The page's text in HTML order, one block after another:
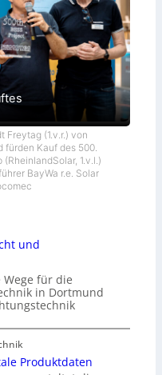
Freytag (1.v.r.) von
fürden Kauf des 500.
1.v.l.)
BayWa r.e. Solar
und
für die
in Dortmund
Produktdaten